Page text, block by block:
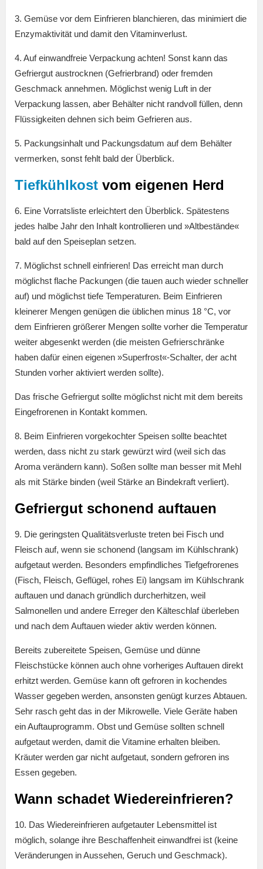
3. Gemüse vor dem Einfrieren blanchieren, das minimiert die
Enzymaktivität und damit den Vitaminverlust.
4. Auf einwandfreie Verpackung achten! Sonst kann das
Gefriergut austrocknen (Gefrierbrand) oder fremden
Geschmack annehmen. Möglichst wenig Luft in der
Verpackung lassen, aber Behälter nicht randvoll füllen, denn
Flüssigkeiten dehnen sich beim Gefrieren aus.
5. Packungsinhalt und Packungsdatum auf dem Behälter
vermerken, sonst fehlt bald der Überblick.
Tiefkühlkost vom eigenen Herd
6. Eine Vorratsliste erleichtert den Überblick. Spätestens
jedes halbe Jahr den Inhalt kontrollieren und »Altbestände«
bald auf den Speiseplan setzen.
7. Möglichst schnell einfrieren! Das erreicht man durch
möglichst flache Packungen (die tauen auch wieder schneller
auf) und möglichst tiefe Temperaturen. Beim Einfrieren
kleinerer Mengen genügen die üblichen minus 18 °C, vor
dem Einfrieren größerer Mengen sollte vorher die Temperatur
weiter abgesenkt werden (die meisten Gefrierschränke
haben dafür einen eigenen »Superfrost«-Schalter, der acht
Stunden vorher aktiviert werden sollte).
Das frische Gefriergut sollte möglichst nicht mit dem bereits
Eingefrorenen in Kontakt kommen.
8. Beim Einfrieren vorgekochter Speisen sollte beachtet
werden, dass nicht zu stark gewürzt wird (weil sich das
Aroma verändern kann). Soßen sollte man besser mit Mehl
als mit Stärke binden (weil Stärke an Bindekraft verliert).
Gefriergut schonend auftauen
9. Die geringsten Qualitätsverluste treten bei Fisch und
Fleisch auf, wenn sie schonend (langsam im Kühlschrank)
aufgetaut werden. Besonders empfindliches Tiefgefrorenes
(Fisch, Fleisch, Geflügel, rohes Ei) langsam im Kühlschrank
auftauen und danach gründlich durcherhitzen, weil
Salmonellen und andere Erreger den Kälteschlaf überleben
und nach dem Auftauen wieder aktiv werden können.
Bereits zubereitete Speisen, Gemüse und dünne
Fleischstücke können auch ohne vorheriges Auftauen direkt
erhitzt werden. Gemüse kann oft gefroren in kochendes
Wasser gegeben werden, ansonsten genügt kurzes Abtauen.
Sehr rasch geht das in der Mikrowelle. Viele Geräte haben
ein Auftauprogramm. Obst und Gemüse sollten schnell
aufgetaut werden, damit die Vitamine erhalten bleiben.
Kräuter werden gar nicht aufgetaut, sondern gefroren ins
Essen gegeben.
Wann schadet Wiedereinfrieren?
10. Das Wiedereinfrieren aufgetauter Lebensmittel ist
möglich, solange ihre Beschaffenheit einwandfrei ist (keine
Veränderungen in Aussehen, Geruch und Geschmack).